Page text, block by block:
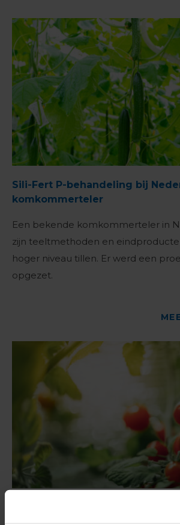
Sili-Fert P-behandeling bij
komkommerteler
Een bekende komkommerteler in
zijn teeltmethoden en
hoger niveau tillen. Er werd een
opgezet.
Neusrot in tomaten
een succesverhaal